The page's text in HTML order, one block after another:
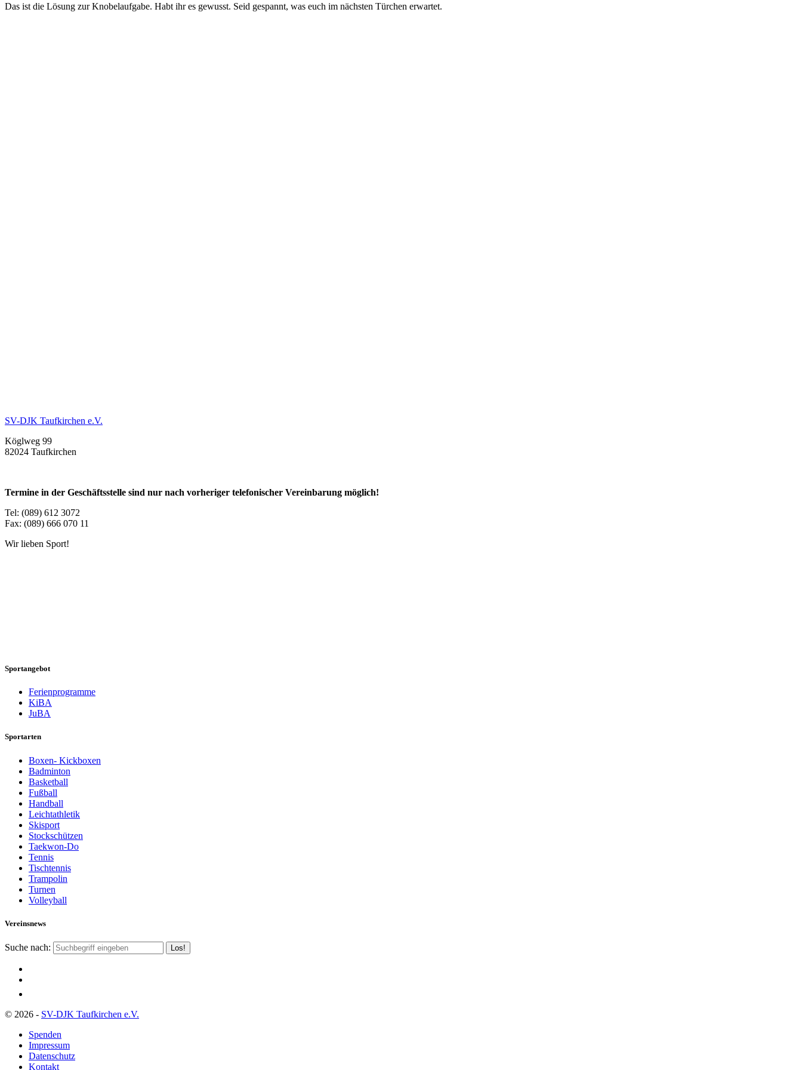
Das ist die Lösung zur Knobelaufgabe. Habt ihr es gewusst. Seid gespannt, was euch im nächsten Türchen erwartet.
SV-DJK Taufkirchen e.V.
Köglweg 99
82024 Taufkirchen
Termine in der Geschäftsstelle sind nur nach vorheriger telefonischer Vereinbarung möglich!
Tel: (089) 612 3072
Fax: (089) 666 070 11
Wir lieben Sport!
Sportangebot
Ferienprogramme
KiBA
JuBA
Sportarten
Boxen- Kickboxen
Badminton
Basketball
Fußball
Handball
Leichtathletik
Skisport
Stockschützen
Taekwon-Do
Tennis
Tischtennis
Trampolin
Turnen
Volleyball
Vereinsnews
Suche nach:
© 2026 - SV-DJK Taufkirchen e.V.
Spenden
Impressum
Datenschutz
Kontakt